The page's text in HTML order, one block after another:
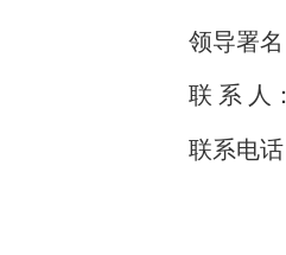
领导署
联 系 人
联系电话